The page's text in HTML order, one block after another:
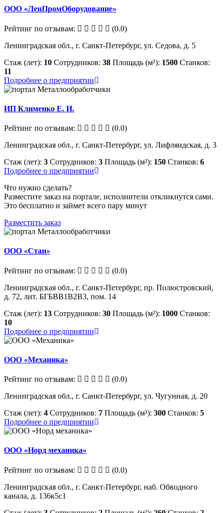
ООО «ЛенПромОборудование»
Рейтинг по отзывам:
(0.0)
Ленинградская обл., г. Санкт-Петербург, ул. Седова, д. 5
Стаж (лет): 10 Сотрудников: 38 Площадь (м²): 1500 Станков:
11
Подробнее о предприятии
ИП Клименко Е. И.
Рейтинг по отзывам:
(0.0)
Ленинградская обл., г. Санкт-Петербург, ул. Лифляндская, д. 3
Стаж (лет): 3 Сотрудников: 3 Площадь (м²): 150 Станков: 6
Подробнее о предприятии
Что нужно сделать?
Разместите заказ на портале, исполнители откликнутся сами.
Это бесплатно и займет всего пару минут
Разместить заказ
ООО «Стан»
Рейтинг по отзывам:
(0.0)
Ленинградская обл., г. Санкт-Петербург, пр. Полюстровский,
д. 72, лит. БГБВВ1В2В3, пом. 14
Стаж (лет): 13 Сотрудников: 30 Площадь (м²): 1000 Станков:
10
Подробнее о предприятии
ООО «Механика»
Рейтинг по отзывам:
(0.0)
Ленинградская обл., г. Санкт-Петербург, ул. Чугунная, д. 20
Стаж (лет): 4 Сотрудников: 7 Площадь (м²): 300 Станков: 5
Подробнее о предприятии
ООО «Норд механика»
Рейтинг по отзывам:
(0.0)
Ленинградская обл., г. Санкт-Петербург, наб. Обводного
канала, д. 136к5с1